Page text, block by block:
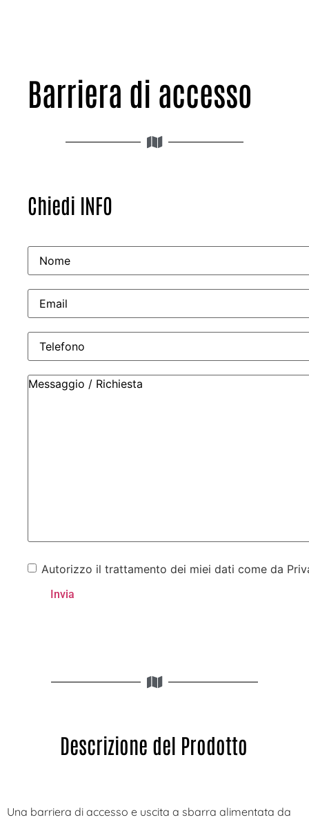
Barriera di accesso
Chiedi INFO
Autorizzo il trattamento dei miei dati come da
Descrizione del Prodotto
Una barriera di accesso e uscita a sbarra alimentata da